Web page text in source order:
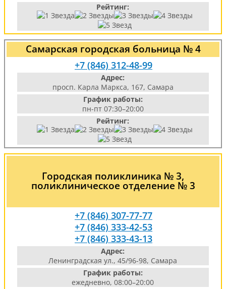
Рейтинг:
Самарская городская больница № 4
+7 (846) 312-48-99
Адрес:
просп. Карла Маркса, 167, Самара
График работы:
пн-пт 07:30–20:00
Рейтинг:
Городская поликлиника № 3,
поликлиническое отделение № 3
+7 (846) 307-77-77
+7 (846) 333-42-53
+7 (846) 333-43-13
Адрес:
Ленинградская ул., 45/96-98, Самара
График работы:
ежедневно, 08:00–20:00